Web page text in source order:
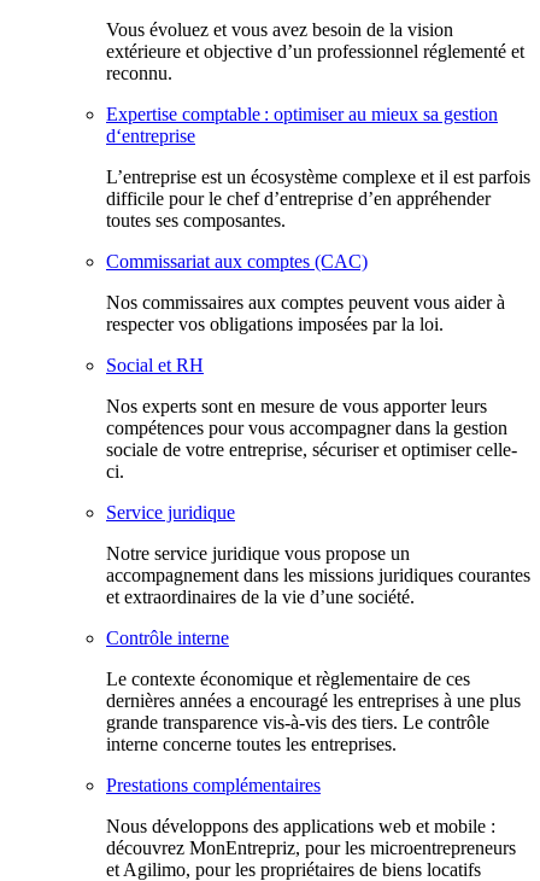
Vous évoluez et vous avez besoin de la vision
extérieure et objective d’un professionnel réglementé et
reconnu.
Expertise comptable : optimiser au mieux sa gestion
d‘entreprise
L’entreprise est un écosystème complexe et il est parfois
difficile pour le chef d’entreprise d’en appréhender
toutes ses composantes.
Commissariat aux comptes (CAC)
Nos commissaires aux comptes peuvent vous aider à
respecter vos obligations imposées par la loi.
Social et RH
Nos experts sont en mesure de vous apporter leurs
compétences pour vous accompagner dans la gestion
sociale de votre entreprise, sécuriser et optimiser celle-
ci.
Service juridique
Notre service juridique vous propose un
accompagnement dans les missions juridiques courantes
et extraordinaires de la vie d’une société.
Contrôle interne
Le contexte économique et règlementaire de ces
dernières années a encouragé les entreprises à une plus
grande transparence vis-à-vis des tiers. Le contrôle
interne concerne toutes les entreprises.
Prestations complémentaires
Nous développons des applications web et mobile :
découvrez MonEntrepriz, pour les microentrepreneurs
et Agilimo, pour les propriétaires de biens locatifs